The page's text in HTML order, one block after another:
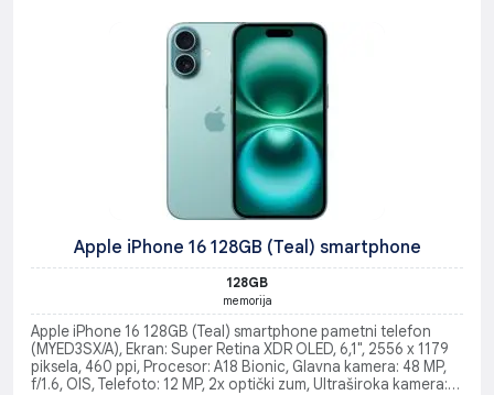
Apple iPhone 16 128GB (Teal) smartphone
128GB
memorija
Apple iPhone 16 128GB (Teal) smartphone pametni telefon
(MYED3SX/A), Ekran: Super Retina XDR OLED, 6,1", 2556 x 1179
piksela, 460 ppi, Procesor: A18 Bionic, Glavna kamera: 48 MP,
f/1.6, OIS, Telefoto: 12 MP, 2x optički zum, Ultraširoka kamera: